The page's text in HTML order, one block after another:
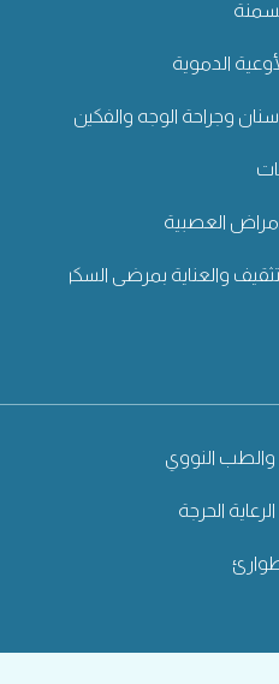
الدموية
وجراحة الوجه والفكين
العصبية
والعناية بمرضى السكري
والطب النووي
الحرجة